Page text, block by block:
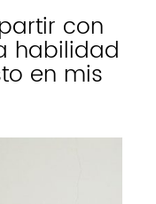
con
habilidad
en mis